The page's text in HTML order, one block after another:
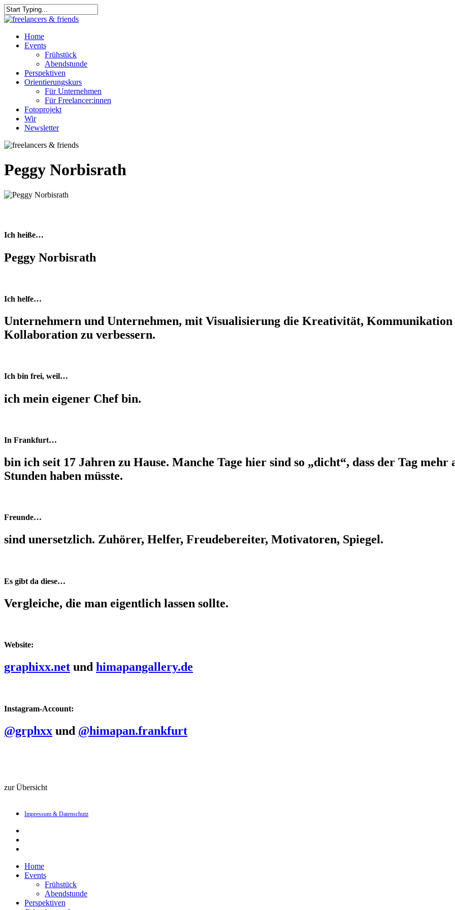
Skip
to
content
Close
Menu
Home
Events
Frühstück
Abendstunde
Perspektiven
Orientierungskurs
Für Unternehmen
Für Freelancer:innen
Fotoprojekt
Wir
Newsletter
Peggy Norbisrath
Ich heiße…
Peggy Norbisrath
Ich helfe…
Unternehmern und Unternehmen, mit Visualisierung die Kreativität, Kommunikation
Kollaboration zu verbessern.
Ich bin frei, weil…
ich mein eigener Chef bin.
In Frankfurt…
bin ich seit 17 Jahren zu Hause. Manche Tage hier sind so „dicht“, dass der Tag mehr
Stunden haben müsste.
Freunde…
sind unersetzlich. Zuhörer, Helfer, Freudebereiter, Motivatoren, Spiegel.
Es gibt da diese…
Vergleiche, die man eigentlich lassen sollte.
Website:
graphixx.net und himapangallery.de
Instagram-Account:
@grphxx und @himapan.frankfurt
zur Übersicht
Impressum & Datenschutz
Close
Menu
Home
Events
Frühstück
Abendstunde
Perspektiven